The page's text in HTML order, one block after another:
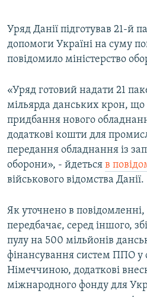
Усі сайти RFE/RL
Уряд Данії підготував 21-й
допомоги Україні на суму
повідомило міністерство
«Уряд готовий надати 21
мільярда данських крон, що
придбання нового
додаткові кошти для
передання обладнання із
оборони», - йдеться в
військового відомства Данії.
Як уточнено в
передбачає, серед іншого,
пулу на 500 мільйонів
фінансування систем ППО у
Німеччиною, додаткові
міжнародного фонду для